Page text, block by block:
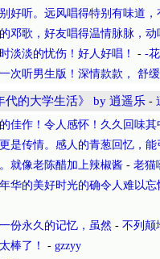
好听。远风唱得特别有味道，
邓歌，好友唱得温情脉脉，动
淡淡的忧伤！好人好唱！
- -
次听男生版！深情款款， 舒缓
代的大学生活》 by 逍遥乐 -
佳作！令人感怀！久久回味其
是传情。感人的青葱回忆，能
就像老陈醋加上辣椒酱 - 老猫
华的美好时光的确令人难以忘
份永久的记忆，虽然 - 不列颠
棒了！
- gzzyy